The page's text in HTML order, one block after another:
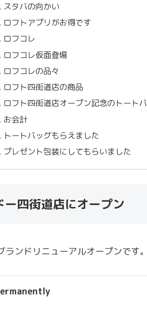
スタバの向かい
ロフトアプリがお得です
ロフコレ
ロフコレ仮面登場
ロフコレの品々
ロフト四街道店の商品
ロフト四街道店オープン記念のトート
お会計
トートバッグもらえました
プレゼント包装にしてもらいました
四街道店にオープン
ンドリニューアルオープンです。